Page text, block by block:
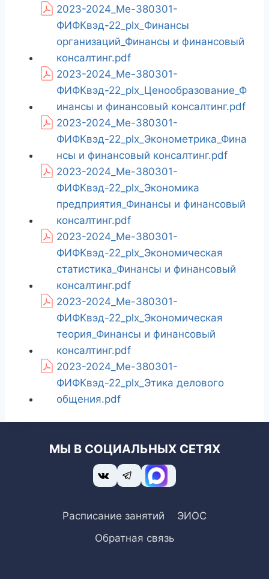
2023-2024_Ме-380301-
ФИФКвэд-22_plx_Финансы
организаций_Финансы и финансовый
консалтинг.pdf
2023-2024_Ме-380301-
ФИФКвэд-22_plx_Ценообразование_Ф
инансы и финансовый консалтинг.pdf
2023-2024_Ме-380301-
ФИФКвэд-22_plx_Эконометрика_Фина
нсы и финансовый консалтинг.pdf
2023-2024_Ме-380301-
ФИФКвэд-22_plx_Экономика
предприятия_Финансы и финансовый
консалтинг.pdf
2023-2024_Ме-380301-
ФИФКвэд-22_plx_Экономическая
статистика_Финансы и финансовый
консалтинг.pdf
2023-2024_Ме-380301-
ФИФКвэд-22_plx_Экономическая
теория_Финансы и финансовый
консалтинг.pdf
2023-2024_Ме-380301-
ФИФКвэд-22_plx_Этика делового
общения.pdf
МЫ В СОЦИАЛЬНЫХ СЕТЯХ
Расписание занятий
ЭИОС
Обратная связь